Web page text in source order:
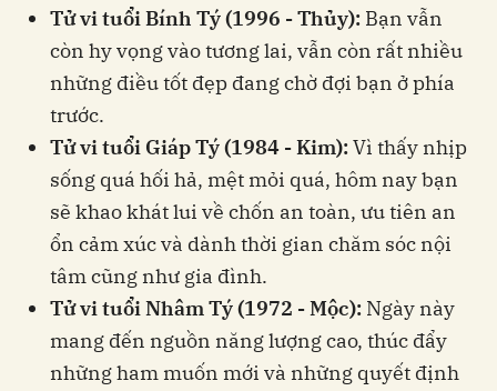
Tử vi tuổi Bính Tý (1996 - Thủy): Bạn vẫn
còn hy vọng vào tương lai, vẫn còn rất nhiều
những điều tốt đẹp đang chờ đợi bạn ở phía
trước.
Tử vi tuổi Giáp Tý (1984 - Kim):Vì thấy nhịp
sống quá hối hả, mệt mỏi quá, hôm nay bạn
sẽ khao khát lui về chốn an toàn, ưu tiên an
ổn cảm xúc và dành thời gian chăm sóc nội
tâm cũng như gia đình.
Tử vi tuổi Nhâm Tý (1972 - Mộc): Ngày này
mang đến nguồn năng lượng cao, thúc đẩy
những ham muốn mới và những quyết định